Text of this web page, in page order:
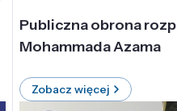
Publiczna obrona
Mohammada Azama
Zobacz więcej